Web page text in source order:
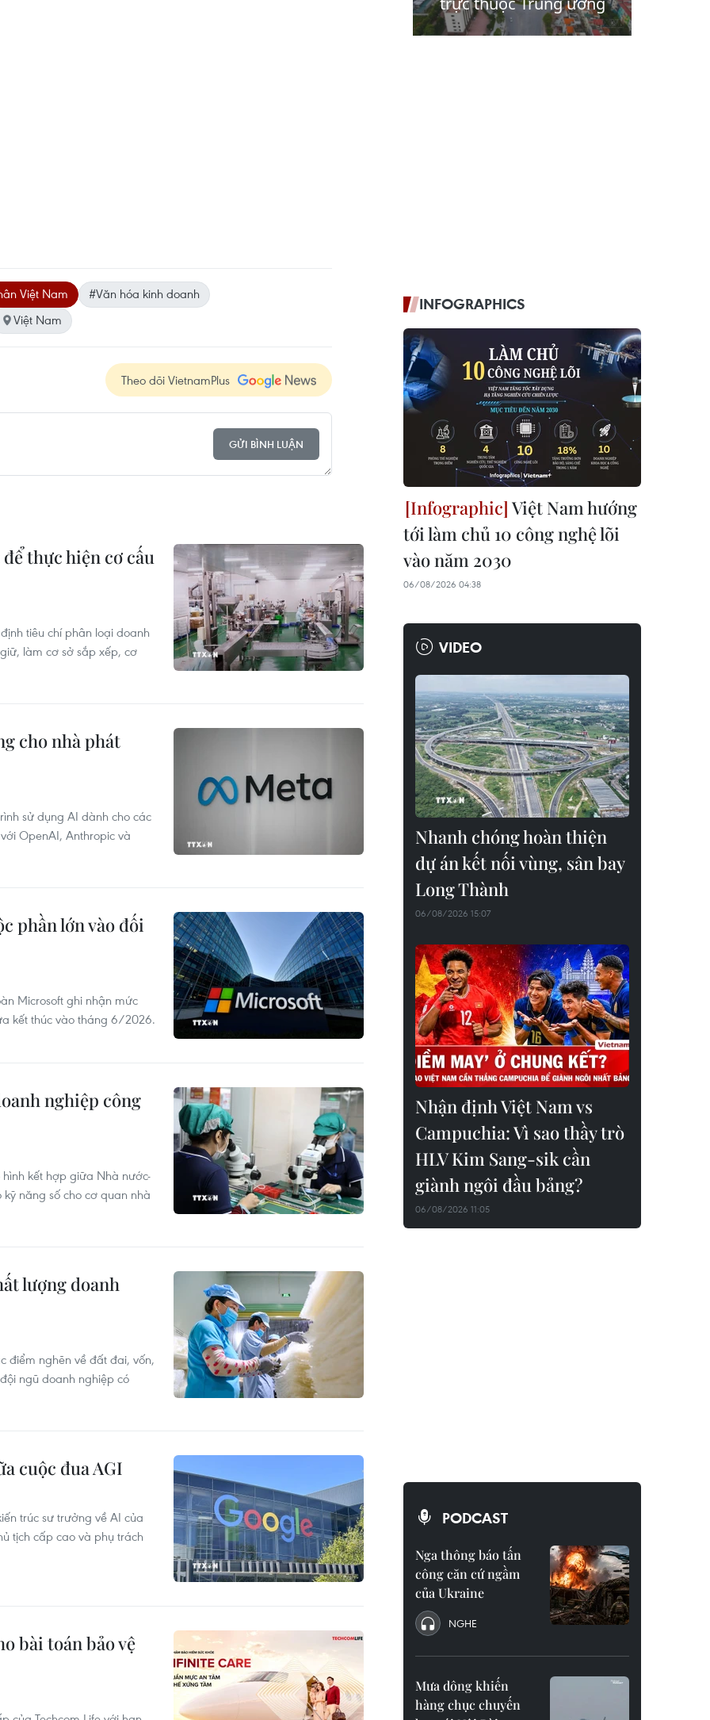
Việt Nam
#Văn hóa kinh doanh
Việt Nam
Theo dõi VietnamPlus
GỬI BÌNH LUẬN
thực hiện cơ cấu
tiêu chí phân loại doanh
làm cơ sở sắp xếp, cơ
cho nhà phát
sử dụng AI dành cho các
OpenAI, Anthropic và
phần lớn vào đối
Microsoft ghi nhận mức
kết thúc vào tháng 6/2026.
nghiệp công
kết hợp giữa Nhà nước-
năng số cho cơ quan nhà
lượng doanh
điểm nghẽn về đất đai, vốn,
ngũ doanh nghiệp có
cuộc đua AGI
trúc sư trưởng về AI của
tịch cấp cao và phụ trách
bài toán bảo vệ
INFOGRAPHICS
Việt Nam hướng
tới làm chủ 10 công nghệ lõi
vào năm 2030
06/08/2026 04:38
VIDEO
Nhanh chóng hoàn thiện
dự án kết nối vùng, sân bay
Long Thành
06/08/2026 15:07
Nhận định Việt Nam vs
Campuchia: Vì sao thầy trò
HLV Kim Sang-sik cần
giành ngôi đầu bảng?
06/08/2026 11:05
PODCAST
Nga thông báo tấn
công căn cứ ngầm
của Ukraine
NGHE
Mưa dông khiến
hàng chục chuyến